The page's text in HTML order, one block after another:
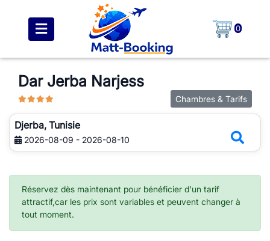
0
Dar Jerba Narjess
Chambres & Tarifs
Djerba, Tunisie
2026-08-09 - 2026-08-10
Réservez dès maintenant pour bénéficier d'un tarif
attractif,car les prix sont variables et peuvent changer à
tout moment.